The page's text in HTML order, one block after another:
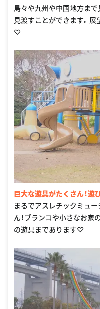
島々や九州や中国地方ま
見渡すことができます。
♡
巨大な遊具がたくさん！遊
まるでアスレチックミュ
ん！ブランコや小さなお家
の遊具まであります♡